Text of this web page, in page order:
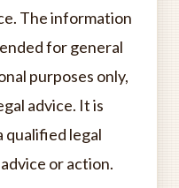
The information
for general
purposes only,
advice. It is
qualified legal
or action.